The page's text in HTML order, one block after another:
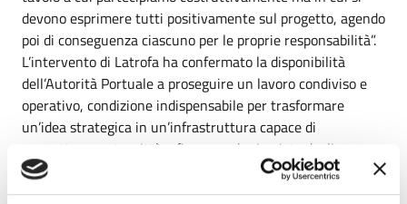
devono esprimere tutti positivamente sul progetto, agendo
poi di conseguenza ciascuno per le proprie responsabilità”.
L’intervento di Latrofa ha confermato la disponibilità
dell’Autorità Portuale a proseguire un lavoro condiviso e
operativo, condizione indispensabile per trasformare
un’idea strategica in un’infrastruttura capace di
connettere porto, città e fiume anche in vista degli
obiettivi del Giubileo 2025 che si avvia alla conclusione e
dello sviluppo della rete TEN-T.